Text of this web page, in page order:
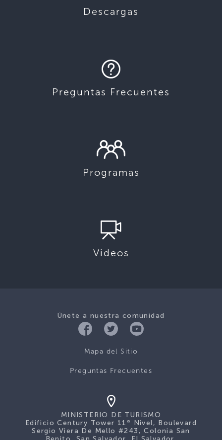
Descargas
Preguntas Frecuentes
Programas
Videos
Únete a nuestra comunidad
Mapa del Sitio
Preguntas Frecuentes
MINISTERIO DE TURISMO
Edificio Century Tower 11º Nivel, Boulevard
Sergio Viera De Mello #243, Colonia San